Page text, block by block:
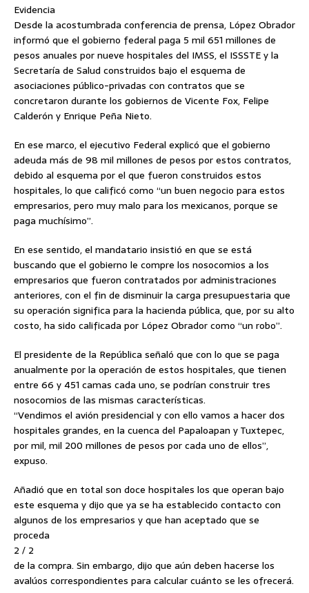
Evidencia
Desde la acostumbrada conferencia de prensa, López Obrador
informó que el gobierno federal paga 5 mil 651 millones de
pesos anuales por nueve hospitales del IMSS, el ISSSTE y la
Secretaría de Salud construidos bajo el esquema de
asociaciones público-privadas con contratos que se
concretaron durante los gobiernos de Vicente Fox, Felipe
Calderón y Enrique Peña Nieto.
En ese marco, el ejecutivo Federal explicó que el gobierno
adeuda más de 98 mil millones de pesos por estos contratos,
debido al esquema por el que fueron construidos estos
hospitales, lo que calificó como “un buen negocio para estos
empresarios, pero muy malo para los mexicanos, porque se
paga muchísimo”.
En ese sentido, el mandatario insistió en que se está
buscando que el gobierno le compre los nosocomios a los
empresarios que fueron contratados por administraciones
anteriores, con el fin de disminuir la carga presupuestaria que
su operación significa para la hacienda pública, que, por su alto
costo, ha sido calificada por López Obrador como “un robo”.
El presidente de la República señaló que con lo que se paga
anualmente por la operación de estos hospitales, que tienen
entre 66 y 451 camas cada uno, se podrían construir tres
nosocomios de las mismas características.
“Vendimos el avión presidencial y con ello vamos a hacer dos
hospitales grandes, en la cuenca del Papaloapan y Tuxtepec,
por mil, mil 200 millones de pesos por cada uno de ellos”,
expuso.
Añadió que en total son doce hospitales los que operan bajo
este esquema y dijo que ya se ha establecido contacto con
algunos de los empresarios y que han aceptado que se
proceda
2 / 2
de la compra. Sin embargo, dijo que aún deben hacerse los
avalúos correspondientes para calcular cuánto se les ofrecerá.